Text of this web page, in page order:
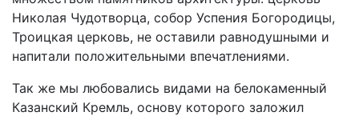
Николая Чудотворца, собор Успения Богородицы,
Троицкая церковь, не оставили равнодушными и
напитали положительными впечатлениями.
Так же мы любовались видами на белокаменный
Казанский Кремль, основу которого заложил